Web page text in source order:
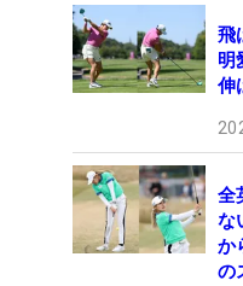
飛
明
伸
全
な
か
の